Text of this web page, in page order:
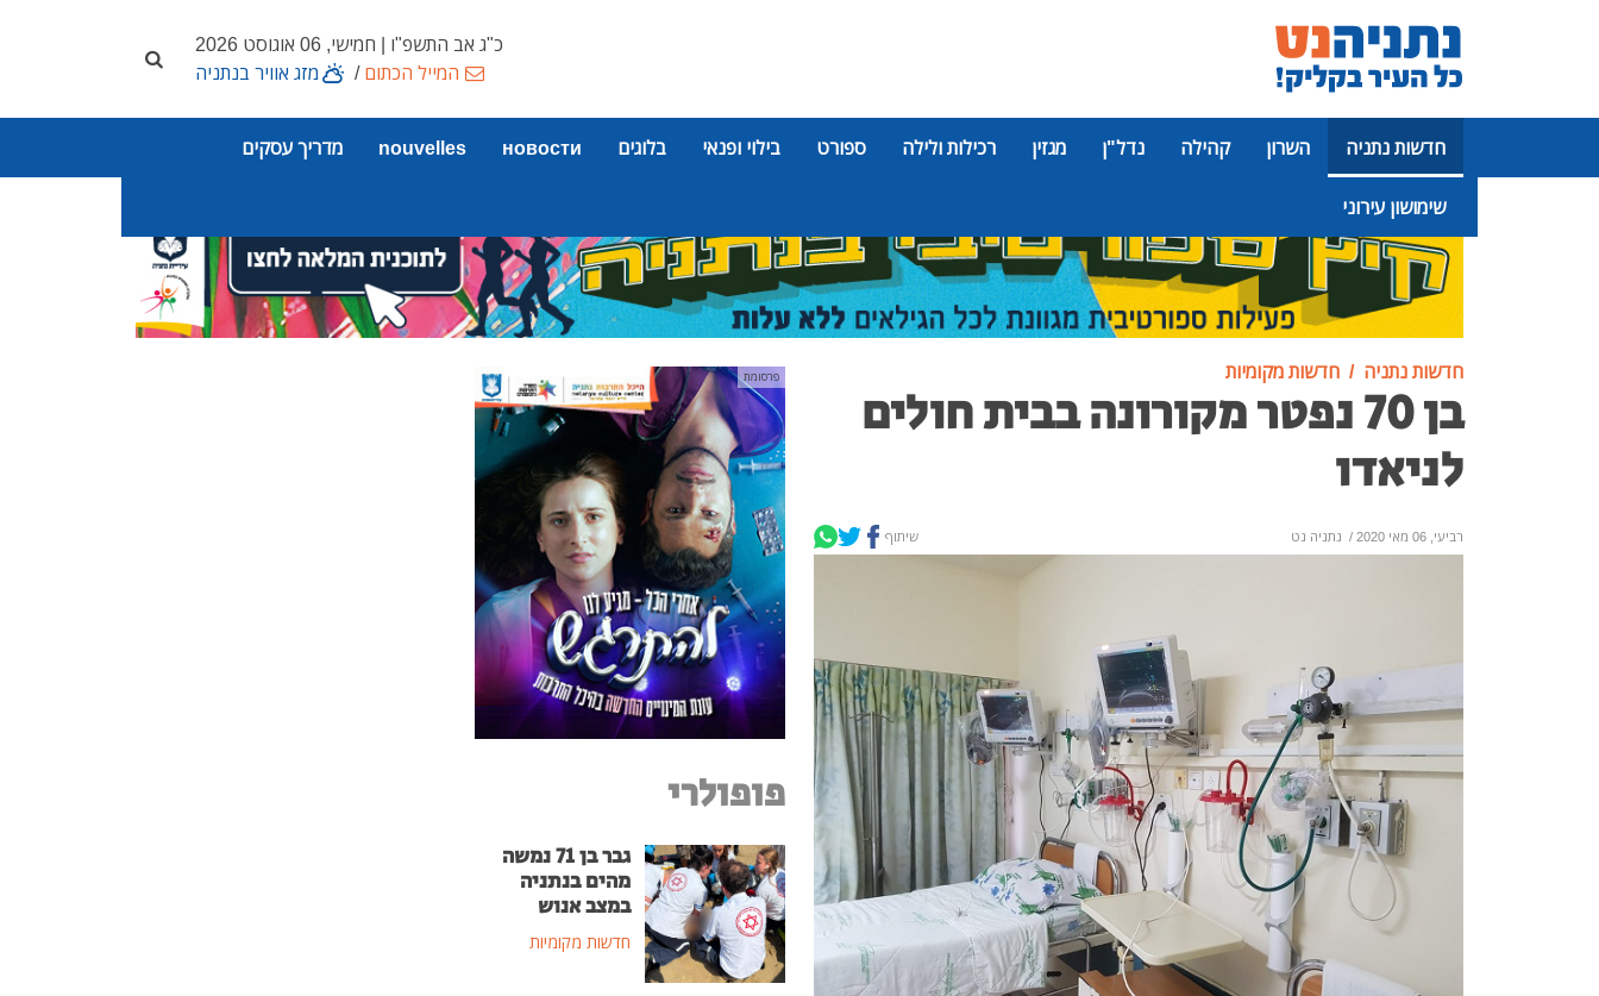
כ"ג אב התשפ"ו | חמישי, 06 אוגוסט 2026
המייל הכתום/ מזג אוויר בנתניה
חדשות נתניה השרון קהילה נדל"ן מגזין רכילות ולילה ספורט בילוי ופנאי בלוגים новости
nouvelles מדריך עסקים
שימושון עירוני
פרסומת
חדשות נתניה חדשות מקומיות
בן 70 נפטר מקורונה בבית חולים
לניאדו
רביעי, 06 מאי 2020 / נתניה נט שיתוף
פרסומת
פופולרי
גבר בן 71 נמשה
מהים בנתניה
במצב אנוש
חדשות מקומיות